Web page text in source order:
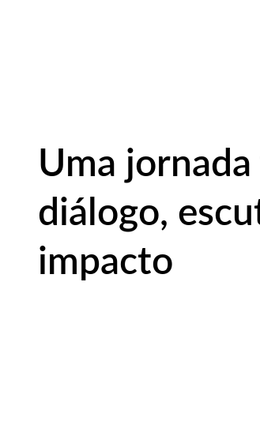
Uma
diálogo,
impacto